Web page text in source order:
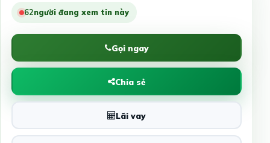
62người đang xem tin này
Gọi ngay
Chia sẻ
Lãi vay